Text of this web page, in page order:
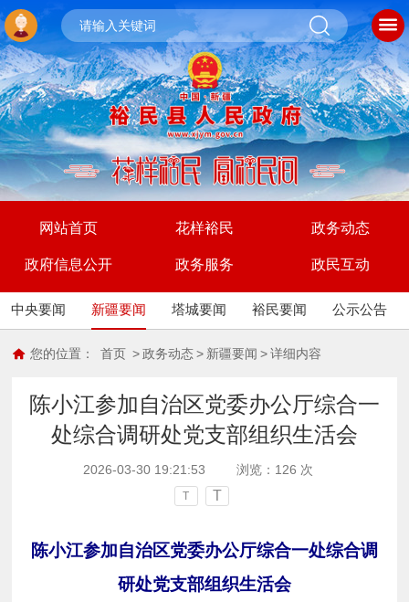
网站首页 花样裕民 政务动态
政府信息公开 政务服务 政民互动
中央要闻 新疆要闻 塔城要闻 裕民要闻 公示公告
您的位置： 首页 > 政务动态 > 新疆要闻 > 详细内容
陈小江参加自治区党委办公厅综合一
处综合调研处党支部组织生活会
2026-03-30 19:21:53 浏览： 126 次
T T
陈小江参加自治区党委办公厅综合一处综合调
研处党支部组织生活会